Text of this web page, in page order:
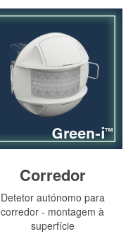
Corredor
Detetor autónomo para
corredor - montagem à
superfície